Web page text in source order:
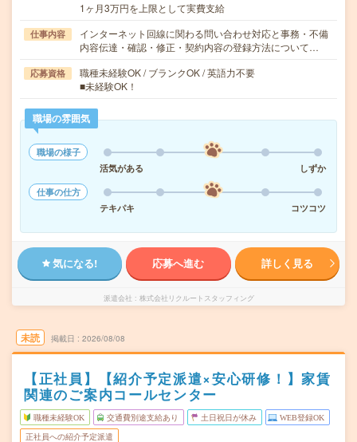
1ヶ月3万円を上限として実費支給
仕事内容
インターネット回線に関わる問い合わせ対応と事務・不備
内容伝達・確認・修正・契約内容の登録方法について…
応募資格
職種未経験OK / ブランクOK / 英語力不要
■未経験OK！
職場の雰囲気
職場の様子
活気がある
しずか
仕事の仕方
テキパキ
コツコツ
気になる! 応募へ進む 詳しく見る
派遣会社 株式会社リクルートスタッフィング
未読 掲載日 2026/08/08
【正社員】【紹介予定派遣×安心研修！】家賃
関連のご案内コールセンター
職種未経験OK 交通費別途支給あり 土日祝日が休み WEB登録OK
正社員への紹介予定派遣